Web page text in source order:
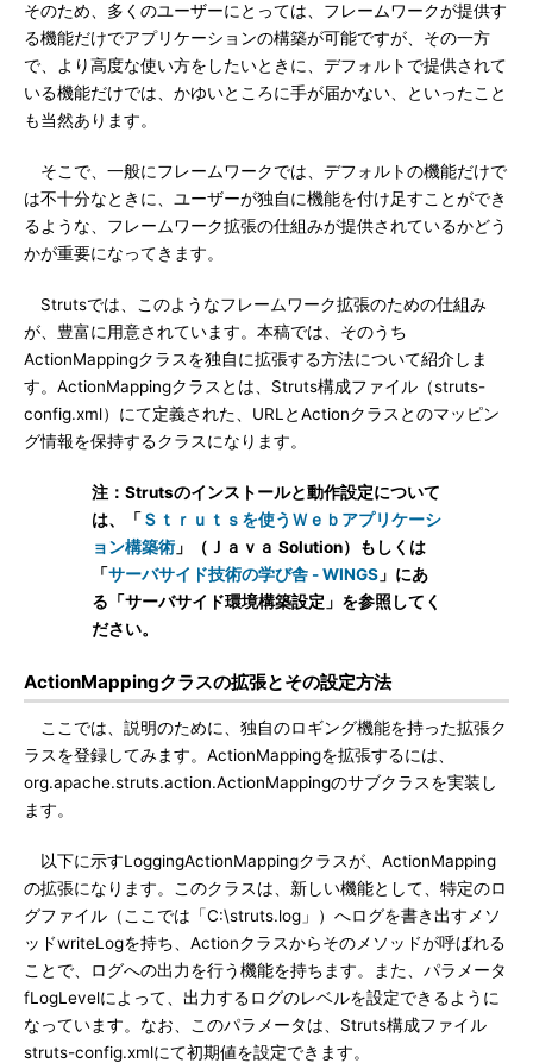
そのため、多くのユーザーにとっては、フレームワークが提供す
る機能だけでアプリケーションの構築が可能ですが、その一方
で、より高度な使い方をしたいときに、デフォルトで提供されて
いる機能だけでは、かゆいところに手が届かない、といったこと
も当然あります。
そこで、一般にフレームワークでは、デフォルトの機能だけで
は不十分なときに、ユーザーが独自に機能を付け足すことができ
るような、フレームワーク拡張の仕組みが提供されているかどう
かが重要になってきます。
Strutsでは、このようなフレームワーク拡張のための仕組み
が、豊富に用意されています。本稿では、そのうち
ActionMappingクラスを独自に拡張する方法について紹介しま
す。ActionMappingクラスとは、Struts構成ファイル（struts-
config.xml）にて定義された、URLとActionクラスとのマッピン
グ情報を保持するクラスになります。
注：Strutsのインストールと動作設定について
は、「 Ｓｔｒｕｔｓを使うＷｅｂアプリケーシ
ョン構築術」（Ｊａｖａ Solution）もしくは
「サーバサイド技術の学び舎 - WINGS」にあ
る「サーバサイド環境構築設定」を参照してく
ださい。
ActionMappingクラスの拡張とその設定方法
ここでは、説明のために、独自のロギング機能を持った拡張ク
ラスを登録してみます。ActionMappingを拡張するには、
org.apache.struts.action.ActionMappingのサブクラスを実装し
ます。
以下に示すLoggingActionMappingクラスが、ActionMapping
の拡張になります。このクラスは、新しい機能として、特定のロ
グファイル（ここでは「C:\struts.log」）へログを書き出すメソ
ッドwriteLogを持ち、Actionクラスからそのメソッドが呼ばれる
ことで、ログへの出力を行う機能を持ちます。また、パラメータ
fLogLevelによって、出力するログのレベルを設定できるように
なっています。なお、このパラメータは、Struts構成ファイル
struts-config.xmlにて初期値を設定できます。